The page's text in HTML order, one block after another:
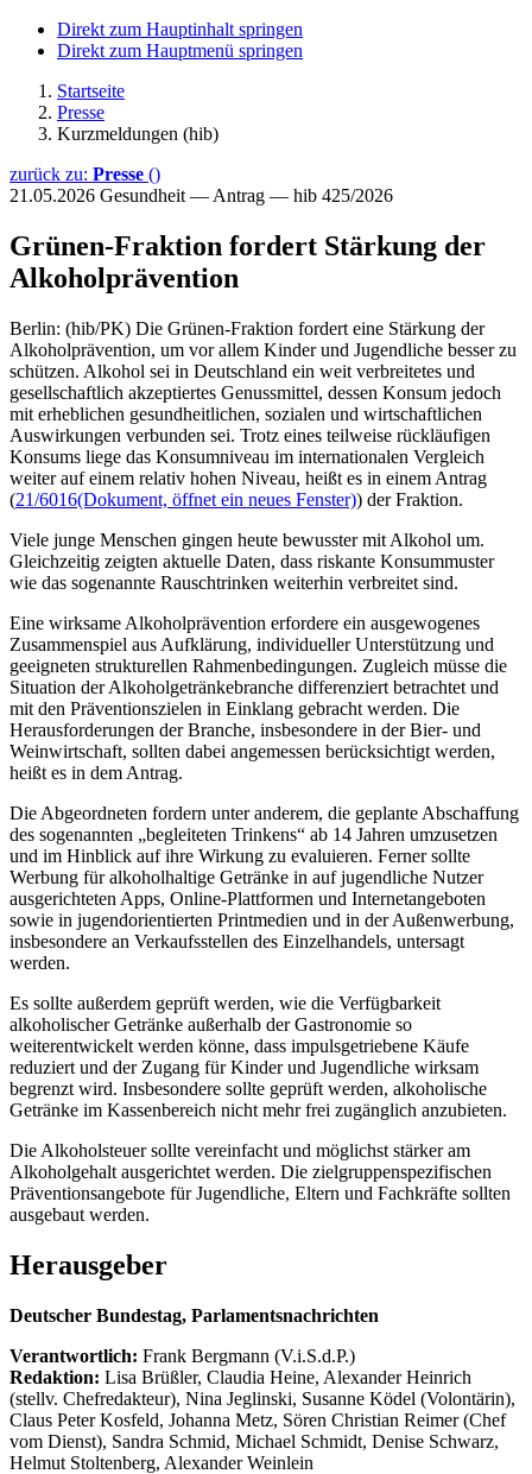
Direkt zum Hauptinhalt springen
Direkt zum Hauptmenü springen
Startseite
Presse
Kurzmeldungen (hib)
zurück zu: Presse ()
21.05.2026 Gesundheit — Antrag — hib 425/2026
Grünen-Fraktion fordert Stärkung der
Alkoholprävention
Berlin: (hib/PK) Die Grünen-Fraktion fordert eine Stärkung der
Alkoholprävention, um vor allem Kinder und Jugendliche besser zu
schützen. Alkohol sei in Deutschland ein weit verbreitetes und
gesellschaftlich akzeptiertes Genussmittel, dessen Konsum jedoch
mit erheblichen gesundheitlichen, sozialen und wirtschaftlichen
Auswirkungen verbunden sei. Trotz eines teilweise rückläufigen
Konsums liege das Konsumniveau im internationalen Vergleich
weiter auf einem relativ hohen Niveau, heißt es in einem Antrag
(21/6016(Dokument, öffnet ein neues Fenster)) der Fraktion.
Viele junge Menschen gingen heute bewusster mit Alkohol um.
Gleichzeitig zeigten aktuelle Daten, dass riskante Konsummuster
wie das sogenannte Rauschtrinken weiterhin verbreitet sind.
Eine wirksame Alkoholprävention erfordere ein ausgewogenes
Zusammenspiel aus Aufklärung, individueller Unterstützung und
geeigneten strukturellen Rahmenbedingungen. Zugleich müsse die
Situation der Alkoholgetränkebranche differenziert betrachtet und
mit den Präventionszielen in Einklang gebracht werden. Die
Herausforderungen der Branche, insbesondere in der Bier- und
Weinwirtschaft, sollten dabei angemessen berücksichtigt werden,
heißt es in dem Antrag.
Die Abgeordneten fordern unter anderem, die geplante Abschaffung
des sogenannten „begleiteten Trinkens“ ab 14 Jahren umzusetzen
und im Hinblick auf ihre Wirkung zu evaluieren. Ferner sollte
Werbung für alkoholhaltige Getränke in auf jugendliche Nutzer
ausgerichteten Apps, Online-Plattformen und Internetangeboten
sowie in jugendorientierten Printmedien und in der Außenwerbung,
insbesondere an Verkaufsstellen des Einzelhandels, untersagt
werden.
Es sollte außerdem geprüft werden, wie die Verfügbarkeit
alkoholischer Getränke außerhalb der Gastronomie so
weiterentwickelt werden könne, dass impulsgetriebene Käufe
reduziert und der Zugang für Kinder und Jugendliche wirksam
begrenzt wird. Insbesondere sollte geprüft werden, alkoholische
Getränke im Kassenbereich nicht mehr frei zugänglich anzubieten.
Die Alkoholsteuer sollte vereinfacht und möglichst stärker am
Alkoholgehalt ausgerichtet werden. Die zielgruppenspezifischen
Präventionsangebote für Jugendliche, Eltern und Fachkräfte sollten
ausgebaut werden.
Herausgeber
Deutscher Bundestag, Parlamentsnachrichten
Verantwortlich: Frank Bergmann (V.i.S.d.P.)
Redaktion: Lisa Brüßler, Claudia Heine, Alexander Heinrich
(stellv. Chefredakteur), Nina Jeglinski, Susanne Ködel (Volontärin),
Claus Peter Kosfeld, Johanna Metz, Sören Christian Reimer (Chef
vom Dienst), Sandra Schmid, Michael Schmidt, Denise Schwarz,
Helmut Stoltenberg, Alexander Weinlein